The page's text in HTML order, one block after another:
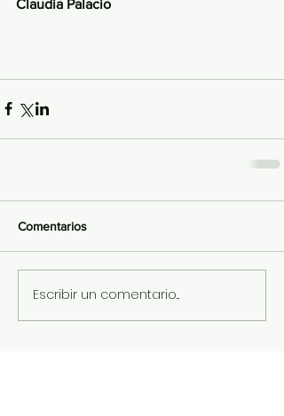
Claudia Palacio
Comentarios
Escribir un comentario...